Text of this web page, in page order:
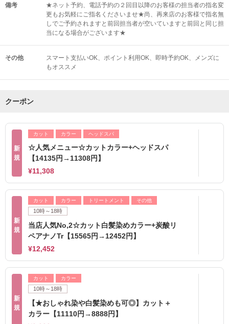
備考
★ネット予約、電話予約の２回目以降のお客様の担当者の指名変
更もお気軽にご指名くださいませ★尚、再来店のお客様で指名無
しでご予約されますと前回担当者が空いていますと前回と同じ担
当になる場合がございます★
その他 スマート支払いOK ポイント利用OK 即時予約OK
メンズに
もオススメ
クーポン
新
規
カット カラー ヘッドスパ
☆人気メニュー☆カットカラー+ヘッドスパ
【14135円→11308円】
¥11,308
新
規
カット カラー トリートメント その他
10時～18時
当店人気No,2☆カット白髪染めカラー+炭酸リ
ペアナノTr【15565円→12452円】
¥12,452
新
規
カット カラー
10時～18時
【★おしゃれ染や白髪染めも可◎】カット＋
カラー【11110円→8888円】